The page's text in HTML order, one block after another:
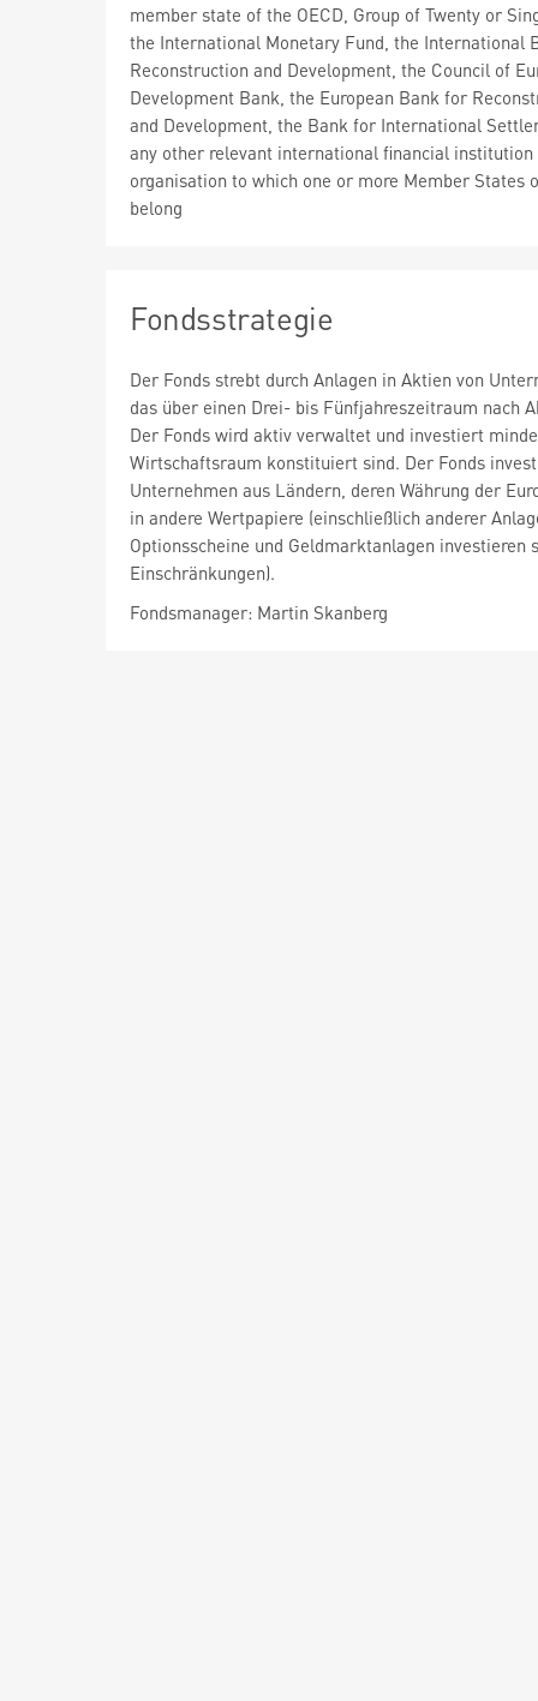
member state of the OECD, Group of Twenty or
the International Monetary Fund, the International
Reconstruction and Development, the Council of
Development Bank, the European Bank for
and Development, the Bank for International
any other relevant international financial institution
organisation to which one or more Member States
belong
Fondsstrategie
Der Fonds strebt durch Anlagen in Aktien von
das über einen Drei- bis Fünfjahreszeitraum nach
Der Fonds wird aktiv verwaltet und investiert
Wirtschaftsraum konstituiert sind. Der Fonds
Unternehmen aus Ländern, deren Währung der
in andere Wertpapiere (einschließlich anderer
Optionsscheine und Geldmarktanlagen
Einschränkungen).
Fondsmanager: Martin Skanberg